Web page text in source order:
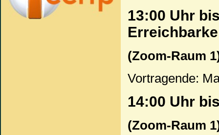
13:00 Uhr
(Zoom-Raum
Vortragende:
14:00 Uhr
(Zoom-Raum